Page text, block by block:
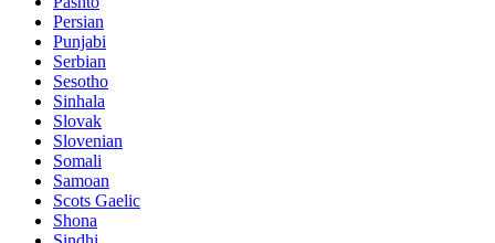
Persian
Punjabi
Serbian
Sesotho
Sinhala
Slovak
Slovenian
Somali
Samoan
Scots Gaelic
Shona